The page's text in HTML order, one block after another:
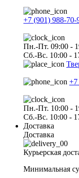
+7 (901) 988-70-
Пн.-Пт. 09:00 -
Сб.-Вс. 10:00 -
+7
Пн.-Пт. 10:00 -
Сб.-Вс. 10:00 -
Доставка
Доставка
Курьерская
Минимальная